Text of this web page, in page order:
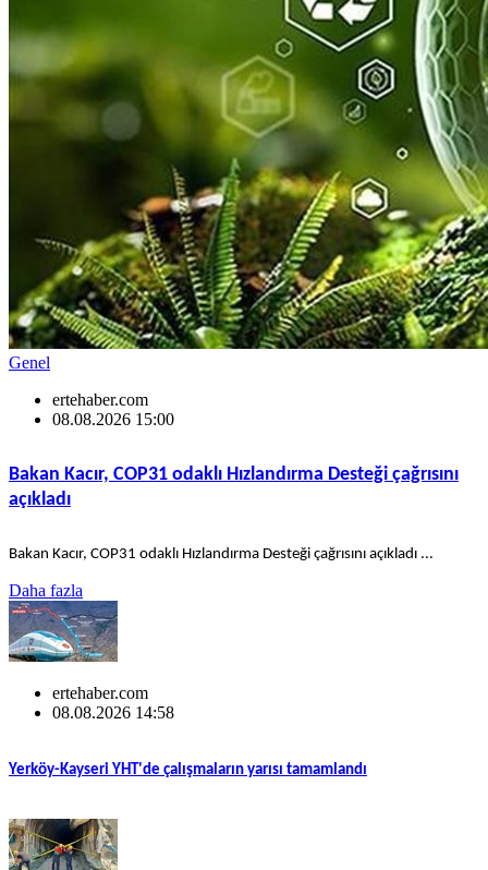
Genel
ertehaber.com
08.08.2026 15:00
Bakan Kacır, COP31 odaklı Hızlandırma Desteği çağrısını
açıkladı
Bakan Kacır, COP31 odaklı Hızlandırma Desteği çağrısını açıkladı ...
Daha fazla
ertehaber.com
08.08.2026 14:58
Yerköy-Kayseri YHT'de çalışmaların yarısı tamamlandı